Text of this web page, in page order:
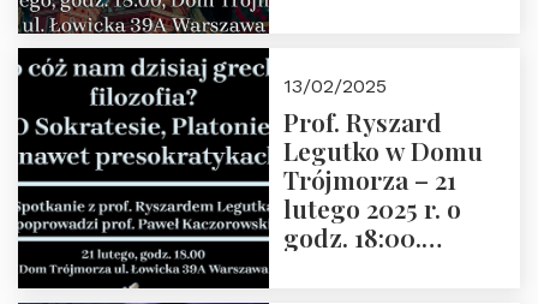
13/02/2025
Prof. Ryszard
Legutko w Domu
Trójmorza – 21
lutego 2025 r. o
godz. 18:00.